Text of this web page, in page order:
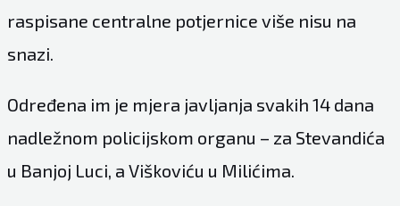
raspisane centralne potjernice više nisu na
snazi.
Određena im je mjera javljanja svakih 14 dana
nadležnom policijskom organu – za Stevandića
u Banjoj Luci, a Viškoviću u Milićima.